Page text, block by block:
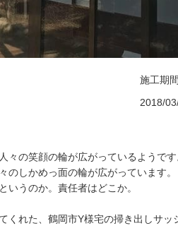
施工期間
2018/
の笑顔の輪が広がっているようです
しかめっ面の輪が広がっています。
うのか。責任者はどこか。
くれた、鶴岡市Y様宅の掃き出しサ